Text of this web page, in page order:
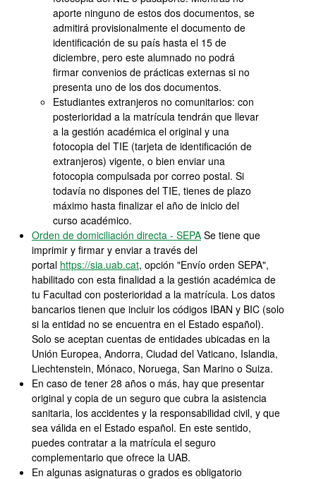
aporte ninguno de estos dos documentos, se
admitirá provisionalmente el documento de
identificación de su país hasta el 15 de
diciembre, pero este alumnado no podrá
firmar convenios de prácticas externas si no
presenta uno de los dos documentos.
Estudiantes extranjeros no comunitarios: con
posterioridad a la matrícula tendrán que llevar
a la gestión académica el original y una
fotocopia del TIE (tarjeta de identificación de
extranjeros) vigente, o bien enviar una
fotocopia compulsada por correo postal. Si
todavía no dispones del TIE, tienes de plazo
máximo hasta finalizar el año de inicio del
curso académico.
Orden de domiciliación directa - SEPA Se tiene que
imprimir y firmar y enviar a través del
portal https://sia.uab.cat, opción "Envío orden SEPA",
habilitado con esta finalidad a la gestión académica de
tu Facultad con posterioridad a la matrícula. Los datos
bancarios tienen que incluir los códigos IBAN y BIC (solo
si la entidad no se encuentra en el Estado español).
Solo se aceptan cuentas de entidades ubicadas en la
Unión Europea, Andorra, Ciudad del Vaticano, Islandia,
Liechtenstein, Mónaco, Noruega, San Marino o Suiza.
En caso de tener 28 años o más, hay que presentar
original y copia de un seguro que cubra la asistencia
sanitaria, los accidentes y la responsabilidad civil, y que
sea válida en el Estado español. En este sentido,
puedes contratar a la matrícula el seguro
complementario que ofrece la UAB.
En algunas asignaturas o grados es obligatorio